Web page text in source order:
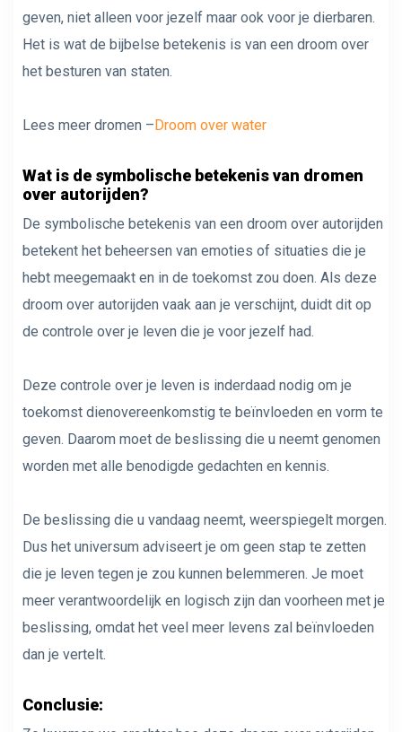
geven, niet alleen voor jezelf maar ook voor je dierbaren.
Het is wat de bijbelse betekenis is van een droom over
het besturen van staten.
Lees meer dromen –Droom over water
Wat is de symbolische betekenis van dromen
over autorijden?
De symbolische betekenis van een droom over autorijden
betekent het beheersen van emoties of situaties die je
hebt meegemaakt en in de toekomst zou doen. Als deze
droom over autorijden vaak aan je verschijnt, duidt dit op
de controle over je leven die je voor jezelf had.
Deze controle over je leven is inderdaad nodig om je
toekomst dienovereenkomstig te beïnvloeden en vorm te
geven. Daarom moet de beslissing die u neemt genomen
worden met alle benodigde gedachten en kennis.
De beslissing die u vandaag neemt, weerspiegelt morgen.
Dus het universum adviseert je om geen stap te zetten
die je leven tegen je zou kunnen belemmeren. Je moet
meer verantwoordelijk en logisch zijn dan voorheen met je
beslissing, omdat het veel meer levens zal beïnvloeden
dan je vertelt.
Conclusie: